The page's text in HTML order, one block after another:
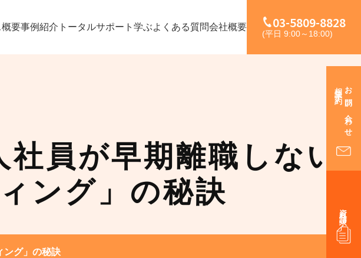
要事例紹介 トータルサポート 学ぶよくある質問会社概要 03-5809-8828
(平日 9:00～18:00)
お問い合わせ
相談予約
資料請求
員が早期離職しない
ング」の秘訣
ング」の秘訣